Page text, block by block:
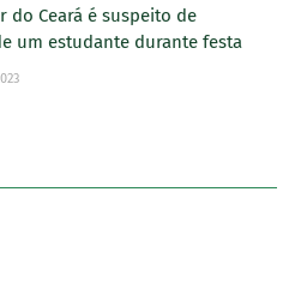
do Ceará é suspeito de
um estudante durante festa